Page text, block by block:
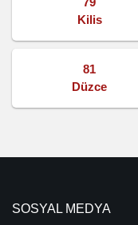
Kilis
81
Düzce
SOSYAL MEDYA